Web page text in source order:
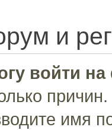
и
войти
имя